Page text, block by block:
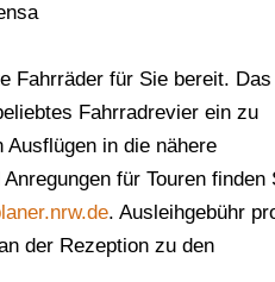
Fahrräder für Sie bereit. Das
Fahrradrevier ein zu
in die nähere
für Touren finden
. Ausleihgebühr
der Rezeption zu den